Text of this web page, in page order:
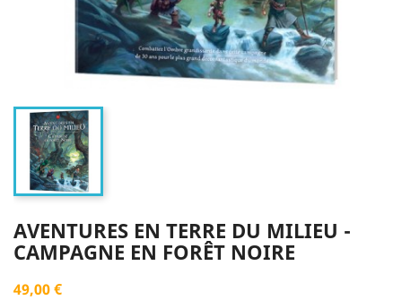
AVENTURES EN TERRE DU MILIEU -
CAMPAGNE EN FORÊT NOIRE
49,00 €